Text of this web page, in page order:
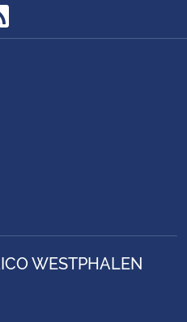
WESTPHALEN